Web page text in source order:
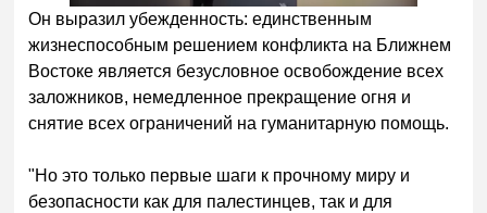
Он выразил убежденность: единственным
жизнеспособным решением конфликта на Ближнем
Востоке является безусловное освобождение всех
заложников, немедленное прекращение огня и
снятие всех ограничений на гуманитарную помощь.
"Но это только первые шаги к прочному миру и
безопасности как для палестинцев, так и для